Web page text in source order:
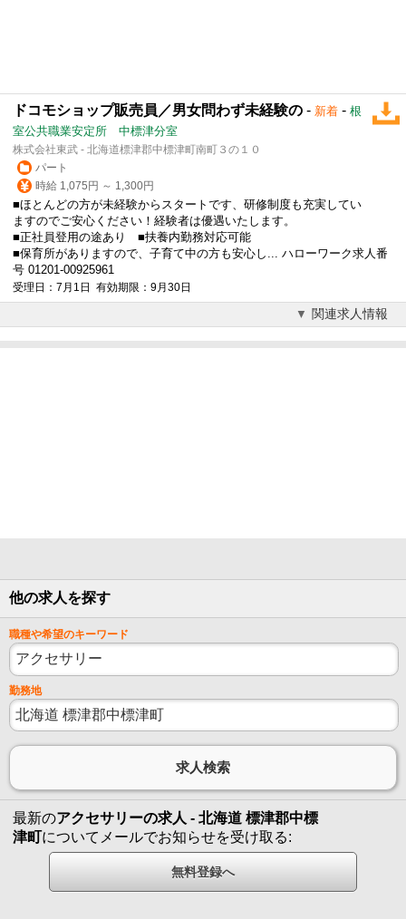
ドコモショップ販売員／男女問わず未経験の - 新着 - 根
室公共職業安定所 中標津分室
株式会社東武 - 北海道標津郡中標津町南町３の１０
パート
時給 1,075円 ～ 1,300円
■ほとんどの方が未経験からスタートです、研修制度も充実してい
ますのでご安心ください！経験者は優遇いたします。
■正社員登用の途あり ■扶養内勤務対応可能
■保育所がありますので、子育て中の方も安心し... ハローワーク求人番
号 01201-00925961
受理日：7月1日 有効期限：9月30日
関連求人情報
他の求人を探す
職種や希望のキーワード
勤務地
最新のアクセサリーの求人 - 北海道 標津郡中標
津町についてメールでお知らせを受け取る: